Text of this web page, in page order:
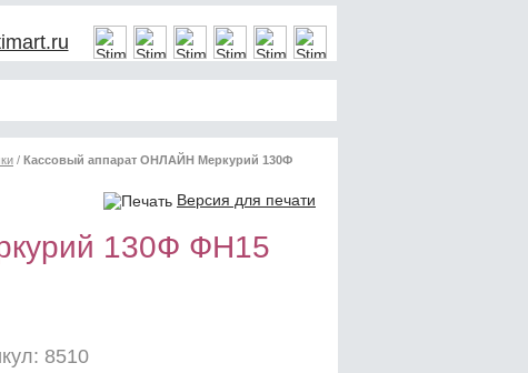
/ Кассовый аппарат ОНЛАЙН Меркурий 130Ф
Версия для печати
130Ф ФН15
8510